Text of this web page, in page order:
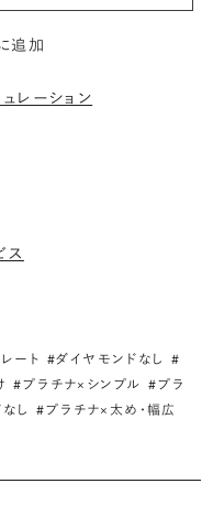
追加
レーション
ス
ート #ダイヤモンドなし
#
#プラチナ×シンプル #プラ
し
#プラチナ×太め・幅広